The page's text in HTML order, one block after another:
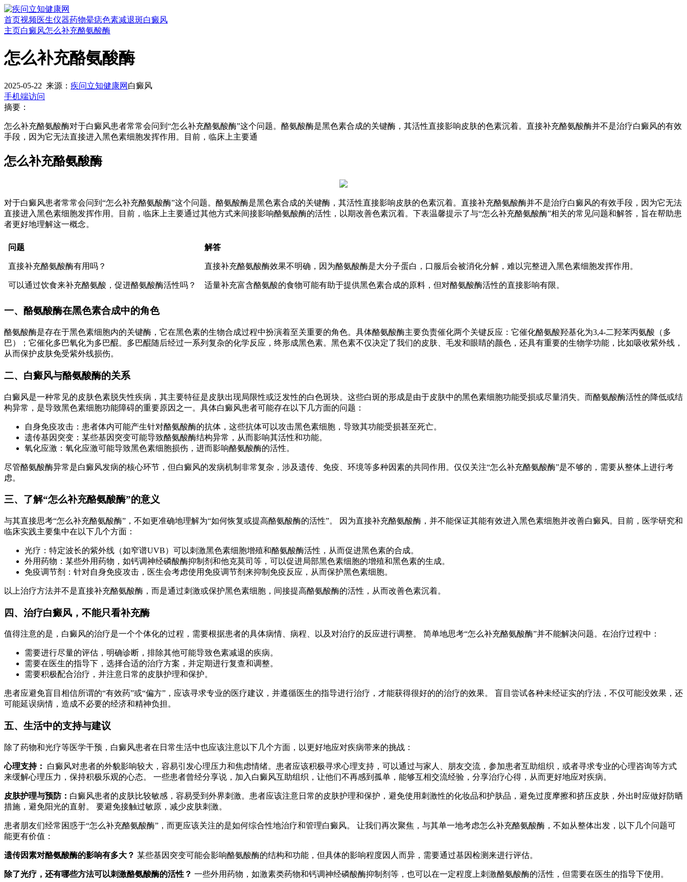
首页视频医生仪器药物晕痣色素减退斑白癜风
主页白癜风怎么补充酪氨酸酶
怎么补充酪氨酸酶
2025-05-22 来源： 疾问立知健康网 白癜风
手机端访问
摘要：
怎么补充酪氨酸酶对于白癜风患者常常会问到“怎么补充酪氨酸酶”这个问题。酪氨酸酶是黑色素合成的关键酶，其活性直接影响皮肤的色素沉着。直接补充酪氨酸酶并不是治疗白癜风的有效
手段，因为它无法直接进入黑色素细胞发挥作用。目前，临床上主要通
怎么补充酪氨酸酶
对于白癜风患者常常会问到“怎么补充酪氨酸酶”这个问题。酪氨酸酶是黑色素合成的关键酶，其活性直接影响皮肤的色素沉着。直接补充酪氨酸酶并不是治疗白癜风的有效手段，因为它无法
直接进入黑色素细胞发挥作用。目前，临床上主要通过其他方式来间接影响酪氨酸酶的活性，以期改善色素沉着。下表温馨提示了与“怎么补充酪氨酸酶”相关的常见问题和解答，旨在帮助患
者更好地理解这一概念。
问题 解答
直接补充酪氨酸酶有用吗？ 直接补充酪氨酸酶效果不明确，因为酪氨酸酶是大分子蛋白，口服后会被消化分解，难以完整进入黑色素细胞发挥作用。
可以通过饮食来补充酪氨酸，促进酪氨酸酶活性吗？ 适量补充富含酪氨酸的食物可能有助于提供黑色素合成的原料，但对酪氨酸酶活性的直接影响有限。
一、酪氨酸酶在黑色素合成中的角色
酪氨酸酶是存在于黑色素细胞内的关键酶，它在黑色素的生物合成过程中扮演着至关重要的角色。具体酪氨酸酶主要负责催化两个关键反应：它催化酪氨酸羟基化为3,4-二羟苯丙氨酸（多
巴）；它催化多巴氧化为多巴醌。多巴醌随后经过一系列复杂的化学反应，终形成黑色素。黑色素不仅决定了我们的皮肤、毛发和眼睛的颜色，还具有重要的生物学功能，比如吸收紫外线，
从而保护皮肤免受紫外线损伤。
二、白癜风与酪氨酸酶的关系
白癜风是一种常见的皮肤色素脱失性疾病，其主要特征是皮肤出现局限性或泛发性的白色斑块。这些白斑的形成是由于皮肤中的黑色素细胞功能受损或尽量消失。而酪氨酸酶活性的降低或结
构异常，是导致黑色素细胞功能障碍的重要原因之一。具体白癜风患者可能存在以下几方面的问题：
自身免疫攻击：患者体内可能产生针对酪氨酸酶的抗体，这些抗体可以攻击黑色素细胞，导致其功能受损甚至死亡。
遗传基因突变：某些基因突变可能导致酪氨酸酶结构异常，从而影响其活性和功能。
氧化应激：氧化应激可能导致黑色素细胞损伤，进而影响酪氨酸酶的活性。
尽管酪氨酸酶异常是白癜风发病的核心环节，但白癜风的发病机制非常复杂，涉及遗传、免疫、环境等多种因素的共同作用。仅仅关注“怎么补充酪氨酸酶”是不够的，需要从整体上进行考
虑。
三、了解“怎么补充酪氨酸酶”的意义
与其直接思考“怎么补充酪氨酸酶”，不如更准确地理解为“如何恢复或提高酪氨酸酶的活性”。 因为直接补充酪氨酸酶，并不能保证其能有效进入黑色素细胞并改善白癜风。目前，医学研究和
临床实践主要集中在以下几个方面：
光疗：特定波长的紫外线（如窄谱UVB）可以刺激黑色素细胞增殖和酪氨酸酶活性，从而促进黑色素的合成。
外用药物：某些外用药物，如钙调神经磷酸酶抑制剂和他克莫司等，可以促进局部黑色素细胞的增殖和黑色素的生成。
免疫调节剂：针对自身免疫攻击，医生会考虑使用免疫调节剂来抑制免疫反应，从而保护黑色素细胞。
以上治疗方法并不是直接补充酪氨酸酶，而是通过刺激或保护黑色素细胞，间接提高酪氨酸酶的活性，从而改善色素沉着。
四、治疗白癜风，不能只看补充酶
值得注意的是，白癜风的治疗是一个个体化的过程，需要根据患者的具体病情、病程、以及对治疗的反应进行调整。 简单地思考“怎么补充酪氨酸酶”并不能解决问题。在治疗过程中：
需要进行尽量的评估，明确诊断，排除其他可能导致色素减退的疾病。
需要在医生的指导下，选择合适的治疗方案，并定期进行复查和调整。
需要积极配合治疗，并注意日常的皮肤护理和保护。
患者应避免盲目相信所谓的“有效药”或“偏方”，应该寻求专业的医疗建议，并遵循医生的指导进行治疗，才能获得很好的的治疗的效果。 盲目尝试各种未经证实的疗法，不仅可能没效果，还
可能延误病情，造成不必要的经济和精神负担。
五、生活中的支持与建议
除了药物和光疗等医学干预，白癜风患者在日常生活中也应该注意以下几个方面，以更好地应对疾病带来的挑战：
心理支持：
白癜风对患者的外貌影响较大，容易引发心理压力和焦虑情绪。患者应该积极寻求心理支持，可以通过与家人、朋友交流，参加患者互助组织，或者寻求专业的心理咨询等方式
来缓解心理压力，保持积极乐观的心态。 一些患者曾经分享说，加入白癜风互助组织，让他们不再感到孤单，能够互相交流经验，分享治疗心得，从而更好地应对疾病。
皮肤护理与预防： 白癜风患者的皮肤比较敏感，容易受到外界刺激。患者应该注意日常的皮肤护理和保护，避免使用刺激性的化妆品和护肤品，避免过度摩擦和挤压皮肤，外出时应做好防晒
措施，避免阳光的直射。 要避免接触过敏原，减少皮肤刺激。
患者朋友们经常困惑于“怎么补充酪氨酸酶”，而更应该关注的是如何综合性地治疗和管理白癜风。 让我们再次聚焦，与其单一地考虑怎么补充酪氨酸酶，不如从整体出发，以下几个问题可
能更有价值：
遗传因素对酪氨酸酶的影响有多大？ 某些基因突变可能会影响酪氨酸酶的结构和功能，但具体的影响程度因人而异，需要通过基因检测来进行评估。
除了光疗，还有哪些方法可以刺激酪氨酸酶的活性？ 一些外用药物，如激素类药物和钙调神经磷酸酶抑制剂等，也可以在一定程度上刺激酪氨酸酶的活性，但需要在医生的指导下使用。